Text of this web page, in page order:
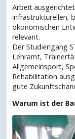
Arbeit
infrastrukturellen,
ökonomischen
relevant.
Der Studiengang
Lehramt,
Allgemeinsport,
Rehabilitation
gute
Warum ist der